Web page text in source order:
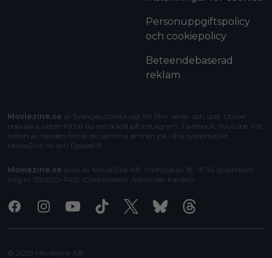
Personuppgiftspolicy
och cookiepolicy
Beteendebaserad
reklam
Moviezine.se är Sveriges största sajt för film, serier och spel. Utöver
populära sajten hittar du oss också på Instagram, Facebook, Youtube. För
resten av Norden hittar du samma ämnen på våra syskonsajter
MovieZine.no och Episodi.fi
Moviezine.se drivs av MovieZine AB, Olofsgatan 18, 111 36 Stockholm
(org.nr 559200-1142). Chefredaktör Alexander Kardelo
FacebookInstagramYoutubeTiktok X BlueskyThreads
© 2025 Moviezine AB